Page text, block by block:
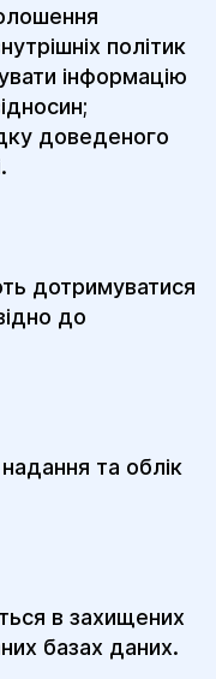
політик
інформацію
доведеного
дотримуватися
до
та облік
в захищених
базах даних.